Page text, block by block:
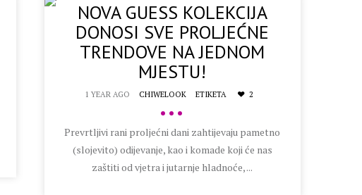
NOVA GUESS KOLEKCIJA
DONOSI SVE PROLJEĆNE
TRENDOVE NA JEDNOM
MJESTU!
1 YEAR AGO CHIWELOOK ETIKETA 2
•••
Prevrtljivi rani proljećni dani zahtijevaju pametno
(slojevito) odijevanje, kao i komade koji će nas
zaštiti od vjetra i jutarnje hladnoće, ...